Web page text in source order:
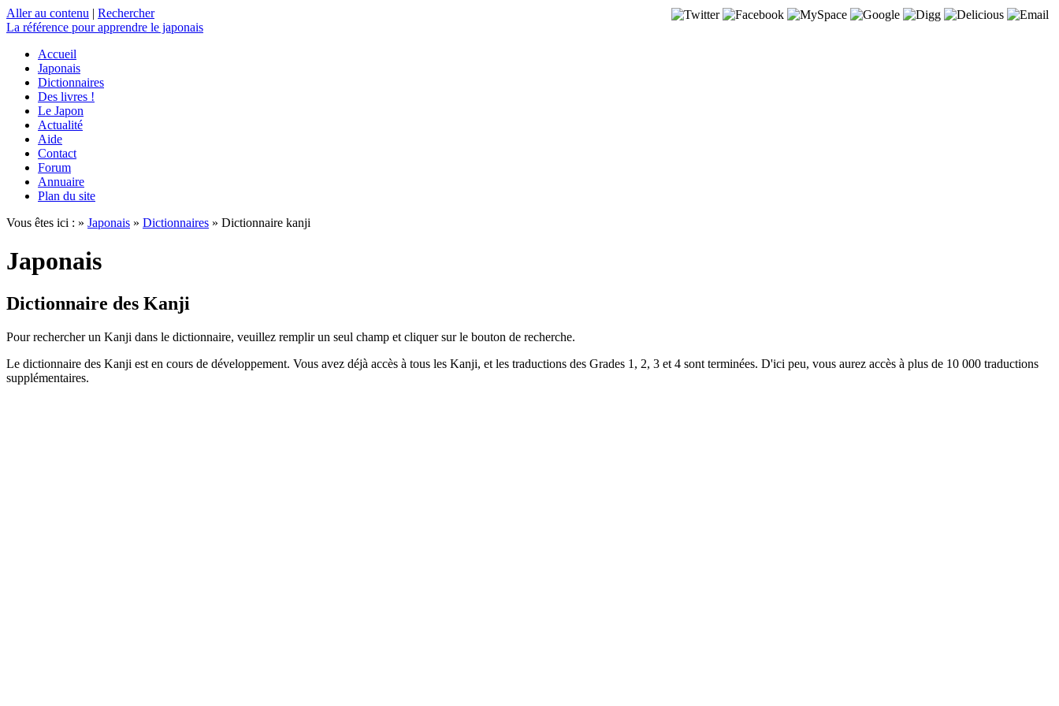
Aller au contenu | Rechercher
La référence pour apprendre le japonais
Accueil
Japonais
Dictionnaires
Des livres !
Le Japon
Actualité
Aide
Contact
Forum
Annuaire
Plan du site
Vous êtes ici : » Japonais » Dictionnaires » Dictionnaire kanji
Japonais
Dictionnaire des Kanji
Pour rechercher un Kanji dans le dictionnaire, veuillez remplir un seul champ et cliquer sur le bouton de recherche.
Le dictionnaire des Kanji est en cours de développement. Vous avez déjà accès à tous les Kanji, et les traductions des Grades 1, 2, 3 et 4 sont terminées. D'ici peu, vous aurez accès à plus de 10 000 traductions
supplémentaires.